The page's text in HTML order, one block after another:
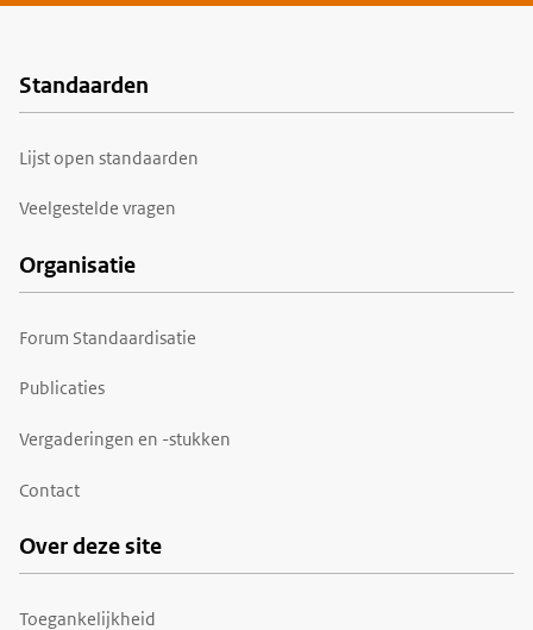
Voet
Standaarden
Lijst open standaarden
Veelgestelde vragen
Organisatie
Forum Standaardisatie
Publicaties
Vergaderingen en -stukken
Contact
Over deze site
Toegankelijkheid